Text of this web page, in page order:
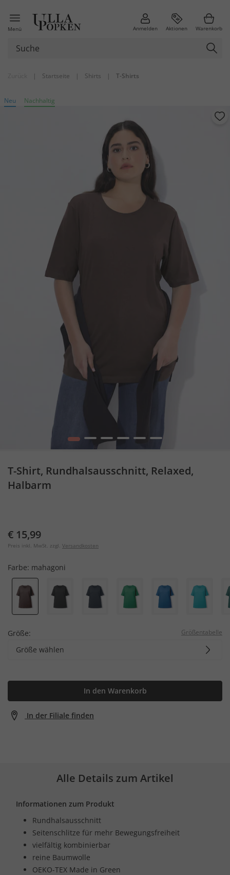
Menü Anmelden Aktionen Warenkorb
| Startseite | Shirts | T-Shirts
Neu Nachhaltig
1 2 3 4 5 6
T-Shirt, Rundhalsausschnitt, Relaxed,
Halbarm
€ 15,99
Preis inkl. MwSt. zzgl. Versandkosten
Farbe: mahagoni
Größe: Größentabelle
Größe wählen
In den Warenkorb
In der Filiale finden
Alle Details zum Artikel
Informationen zum Produkt
Rundhalsausschnitt
Seitenschlitze für mehr Bewegungsfreiheit
vielfältig kombinierbar
reine Baumwolle
OEKO-TEX Made in Green